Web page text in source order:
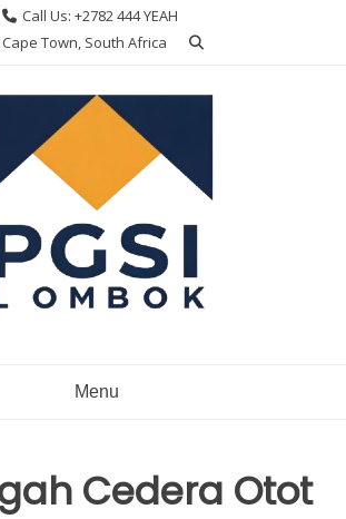
Call Us: +2782 444 YEAH
Cape Town, South Africa
Menu
Cedera Otot